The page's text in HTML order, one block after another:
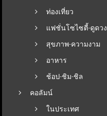
ท่องเที่ยว
แฟชั่นโซไซตี้-ดูดวง
สุขภาพ-ความงาม
อาหาร
ช้อป-ชิม-ชิล
คอลัมน์
ในประเทศ